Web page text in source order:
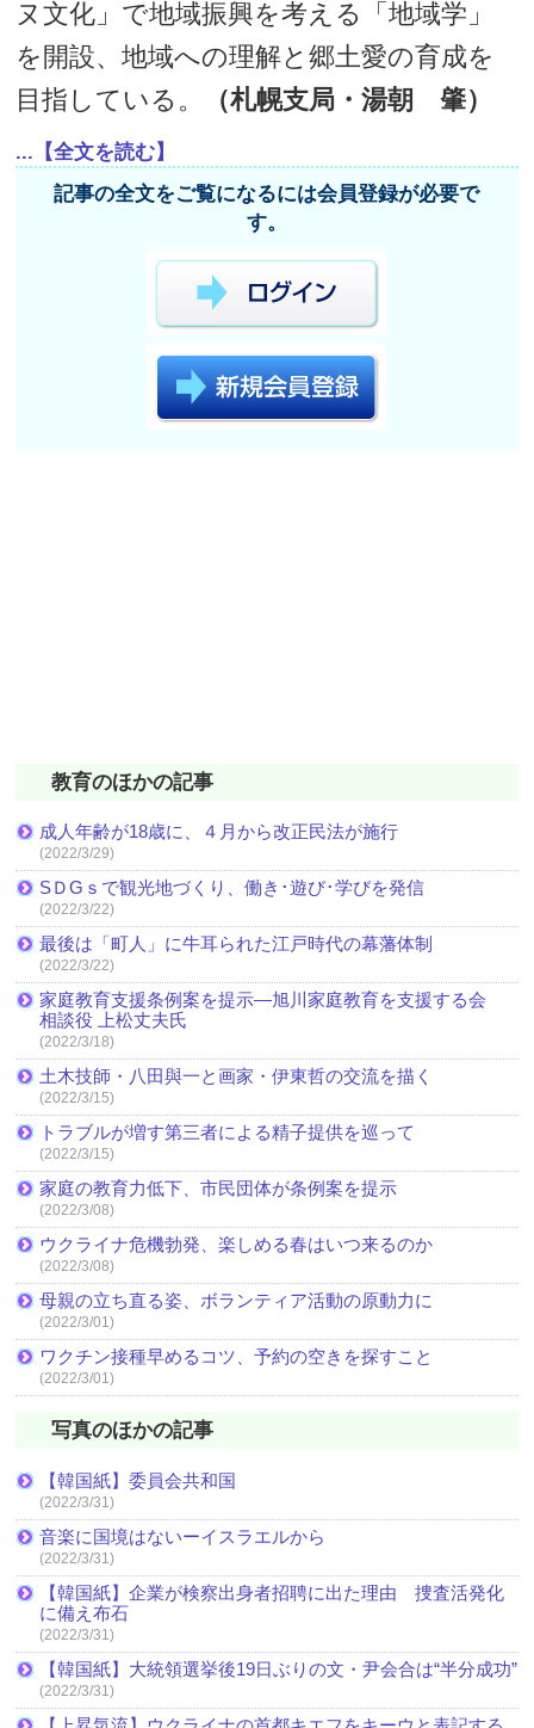
ヌ文化」で地域振興を考える「地域学」
を開設、地域への理解と郷土愛の育成を
目指している。
（札幌支局・湯朝 肇）
...【全文を読む】
記事の全文をご覧になるには会員登録が必要で
す。
教育のほかの記事
成人年齢が18歳に、４月から改正民法が施行
(2022/3/29)
SＤGｓで観光地づくり、働き･遊び･学びを発信
(2022/3/22)
最後は「町人」に牛耳られた江戸時代の幕藩体制
(2022/3/22)
家庭教育支援条例案を提示―旭川家庭教育を支援する会
相談役 上松丈夫氏
(2022/3/18)
土木技師・八田與一と画家・伊東哲の交流を描く
(2022/3/15)
トラブルが増す第三者による精子提供を巡って
(2022/3/15)
家庭の教育力低下、市民団体が条例案を提示
(2022/3/08)
ウクライナ危機勃発、楽しめる春はいつ来るのか
(2022/3/08)
母親の立ち直る姿、ボランティア活動の原動力に
(2022/3/01)
ワクチン接種早めるコツ、予約の空きを探すこと
(2022/3/01)
写真のほかの記事
【韓国紙】委員会共和国
(2022/3/31)
音楽に国境はないーイスラエルから
(2022/3/31)
【韓国紙】企業が検察出身者招聘に出た理由 捜査活発化
に備え布石
(2022/3/31)
【韓国紙】大統領選挙後19日ぶりの文・尹会合は“半分成功”
(2022/3/31)